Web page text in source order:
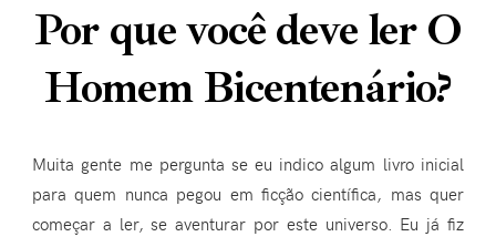
Por que você deve ler O
Homem Bicentenário?
Muita gente me pergunta se eu indico algum livro inicial
para quem nunca pegou em ficção científica, mas quer
começar a ler, se aventurar por este universo. Eu já fiz